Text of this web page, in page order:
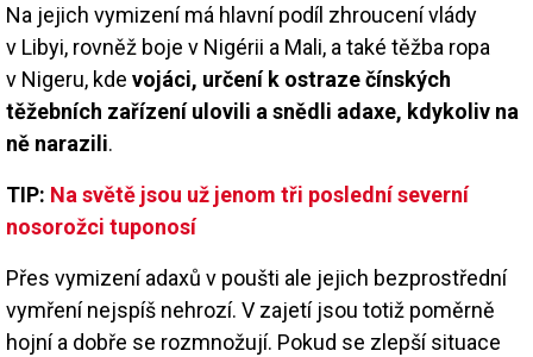
Na jejich vymizení má hlavní podíl zhroucení vlády
v Libyi, rovněž boje v Nigérii a Mali, a také těžba ropa
v Nigeru, kde vojáci, určení k ostraze čínských
těžebních zařízení ulovili a snědli adaxe, kdykoliv na
ně narazili.
TIP: Na světě jsou už jenom tři poslední severní
nosorožci tuponosí
Přes vymizení adaxů v poušti ale jejich bezprostřední
vymření nejspíš nehrozí. V zajetí jsou totiž poměrně
hojní a dobře se rozmnožují. Pokud se zlepší situace